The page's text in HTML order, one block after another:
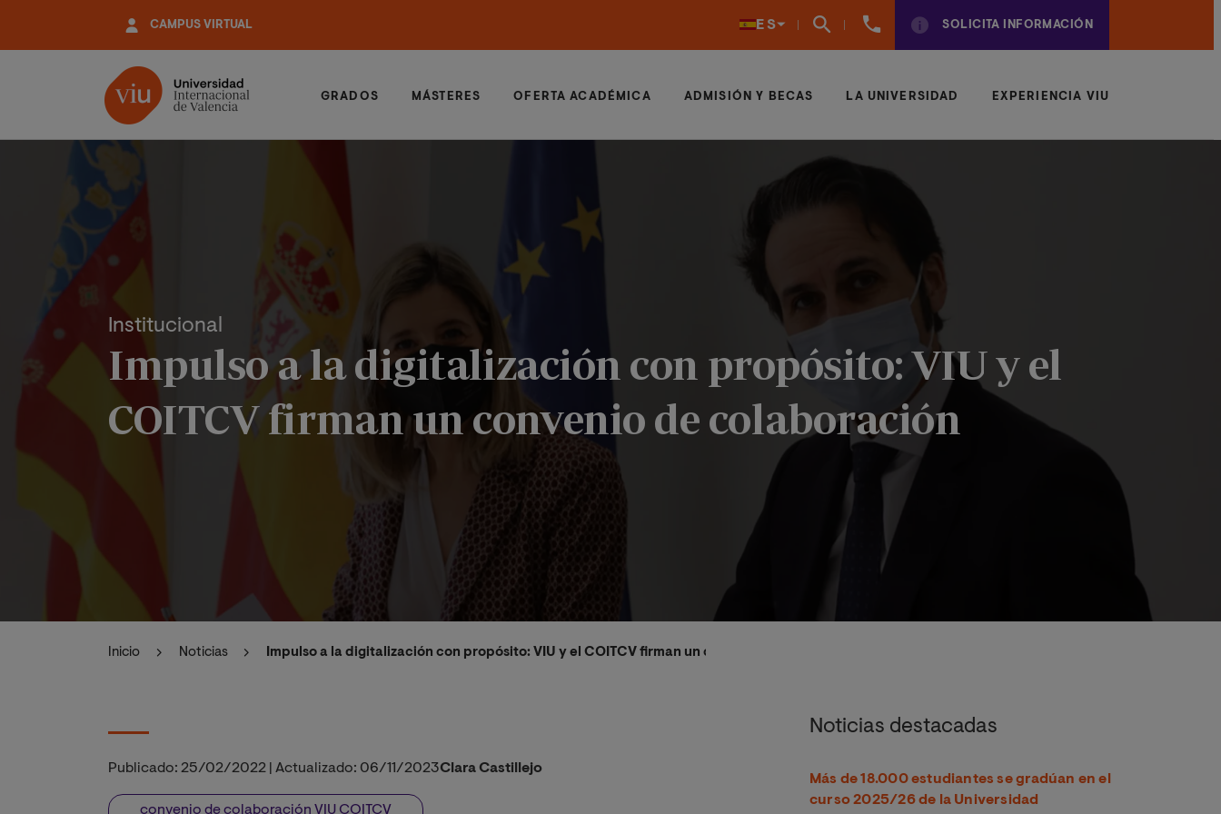
contenido
CAMPUS VIRTUAL ES
960
SOLICITA INFORMACIÓN
GRADOS MÁSTERES OFERTA ACADÉMICA ADMISIÓN Y BECAS LA UNIVERSIDAD EXPERIENCIA VIU
Institucional
Impulso a la digitalización con propósito: VIU y el
COITCV firman un convenio de colaboración
Inicio Noticias Impulso a la digitalización con propósito: VIU y el COITCV firman un convenio de colaboración
Publicado: 25/02/2022 Actualizado: 06/11/2023Clara Castillejo
convenio de colaboración VIU COITCV
Noticias destacadas
Más de 18.000 estudiantes se gradúan en el
curso 2025/26 de la Universidad